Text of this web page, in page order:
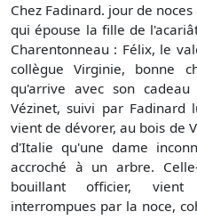
Chez Fadinard. jour de
qui épouse la fille de
Charentonneau : Félix, le
collègue Virginie, bonne
qu'arrive avec son
Vézinet, suivi par
vient de dévorer, au bois de
d'Italie qu'une dame
accroché à un arbre.
bouillant officier, vient
interrompues par la noce,